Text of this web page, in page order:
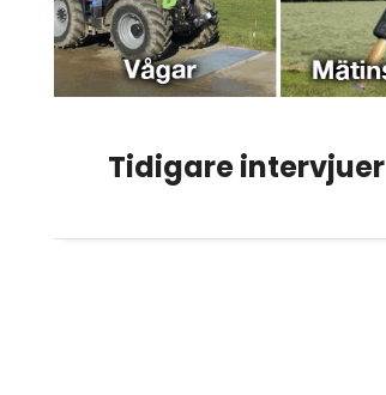
Tidigare intervjuer